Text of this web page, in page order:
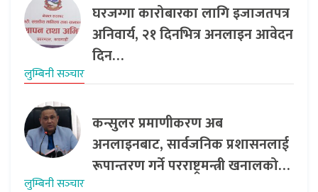
घरजग्गा कारोबारका लागि इजाजतपत्र
अनिवार्य, २१ दिनभित्र अनलाइन आवेदन
दिन…
लुम्बिनी सञ्‍चार
कन्सुलर प्रमाणीकरण अब
अनलाइनबाट, सार्वजनिक प्रशासनलाई
रूपान्तरण गर्ने परराष्ट्रमन्त्री खनालको…
लुम्बिनी सञ्‍चार